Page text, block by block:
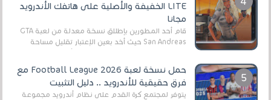
LITE الخفيفة والأصلية على هاتفك الأندرويد
مجانا
قام أحد المطورين بإطلاق نسخة معدلة من لعبة GTA
San Andreas حيث أخد بعين الإعتبار تقليل مساحة
حمل نسخة لعبة Football League 2026 مع
فرق حقيقية للأندرويد .. دليل التثبيت
يتوفر لمجتمع كرة القدم على نظام أندرويد مجموعة